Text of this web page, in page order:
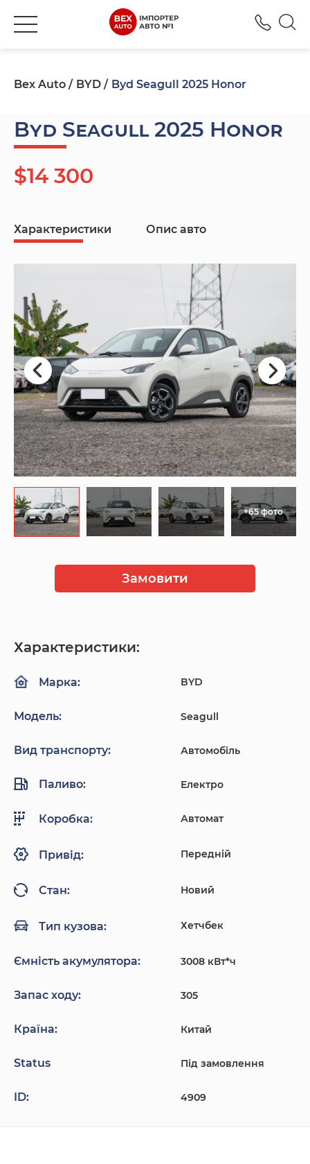
Bex Auto BYD Byd Seagull 2025 Honor
Byd Seagull 2025 Honor
$14 300
Характеристики Опис авто
+65 фото
Замовити
Характеристики:
Марка: BYD
Модель: Seagull
Вид транспорту: Автомобіль
Паливо: Електро
Коробка: Автомат
Привід: Передній
Стан: Новий
Тип кузова: Хетчбек
Ємність акумулятора: 3008 кВт*ч
Запас ходу: 305
Країна: Китай
Status Під замовлення
ID: 4909